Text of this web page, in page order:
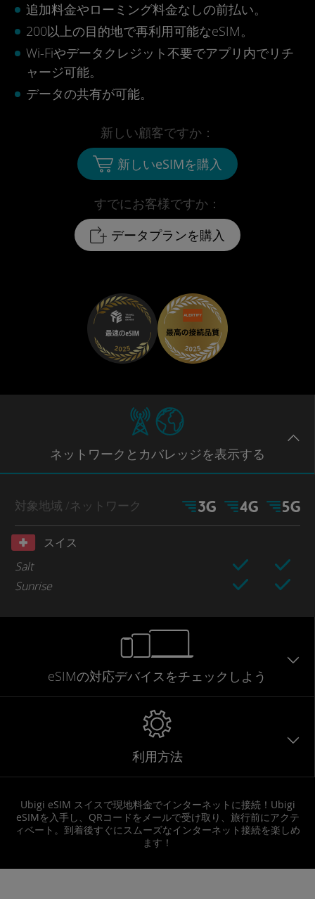
追加料金やローミング料金なしの前払い。
200以上の目的地で再利用可能なeSIM。
Wi-Fiやデータクレジット不要でアプリ内でリチ
ャージ可能。
データの共有が可能。
すでにお客様ですか：
データプランを購入
新しい顧客ですか：
新しいeSIMを購入
ネットワークとカバレッジを表示する
対象地域 /ネットワーク
スイス
Salt
Sunrise
eSIMの対応デバイスをチェックしよう
利用方法
Ubigi eSIM スイスで現地料金でインターネットに接続！Ubigi
eSIMを入手し、QRコードをメールで受け取り、旅行前にアクテ
ィベート。到着後すぐにスムーズなインターネット接続を楽しめ
ます！